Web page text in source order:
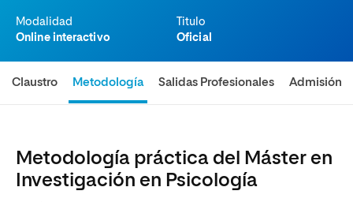
Modalidad
Online interactivo
Titulo
Oficial
Claustro Metodología Salidas Profesionales Admisión
Metodología práctica del Máster en
Investigación en Psicología